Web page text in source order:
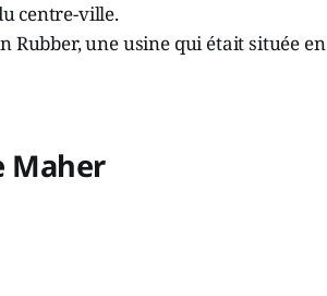
centre-ville.
Rubber, une usine qui était située en
Maher